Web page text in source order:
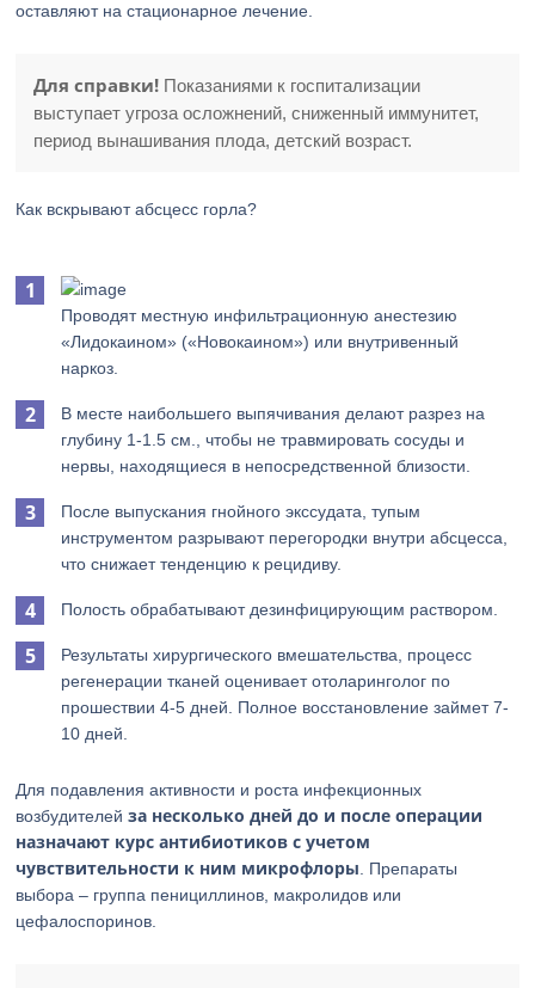
оставляют на стационарное лечение.
Для справки! Показаниями к госпитализации
выступает угроза осложнений, сниженный иммунитет,
период вынашивания плода, детский возраст.
Как вскрывают абсцесс горла?
Проводят местную инфильтрационную анестезию
«Лидокаином» («Новокаином») или внутривенный
наркоз.
В месте наибольшего выпячивания делают разрез на
глубину 1-1.5 см., чтобы не травмировать сосуды и
нервы, находящиеся в непосредственной близости.
После выпускания гнойного экссудата, тупым
инструментом разрывают перегородки внутри абсцесса,
что снижает тенденцию к рецидиву.
Полость обрабатывают дезинфицирующим раствором.
Результаты хирургического вмешательства, процесс
регенерации тканей оценивает отоларинголог по
прошествии 4-5 дней. Полное восстановление займет 7-
10 дней.
Для подавления активности и роста инфекционных
возбудителейза несколько дней до и после операции
назначают курс антибиотиков с учетом
чувствительности к ним микрофлоры . Препараты
выбора – группа пенициллинов, макролидов или
цефалоспоринов.